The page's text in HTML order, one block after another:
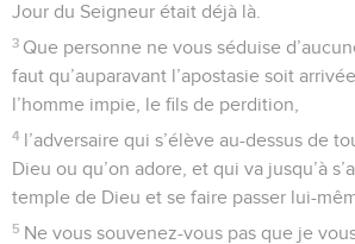
Jour du Seigneur était déjà là.
3 Que personne ne vous séduise
faut qu’auparavant l’apostasie soit
l’homme impie, le fils de perdition,
4 l’adversaire qui s’élève au-dessus de
Dieu ou qu’on adore, et qui va jusqu’à
temple de Dieu et se faire passer lui-
5 Ne vous souvenez-vous pas que je